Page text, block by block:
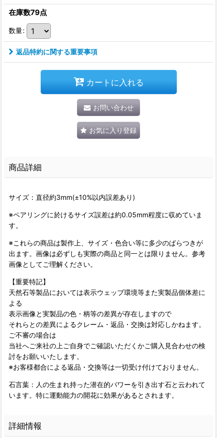
在庫数79点
数量:
返品特約に関する重要事項
カートに入れる
お問い合わせ
お気に入り登録
商品詳細
サイズ：直径約3mm(±10%以内誤差あり)
※ペアリングに於けるサイズ誤差は約0.05mm程度に収めていま
す。
※これらの商品は製作上、サイズ・色合い等に多少のばらつきが
出ます。画像は必ずしも実際の商品と同一とは限りません。参考
画像としてご理解ください。
【重要特記】
天然石等製品においては表示ウェッブ環境等また実製品個体差に
よる
表示画像と実製品の色・柄等の差異が存在しますので
それらとの差異によるクレーム・返品・交換は対応しかねます。
ご不審の場合は
当社へご来社の上ご自身でご確認いただくかご購入見合わせの検
討をお願いいたします。
※お客様都合による返品・交換等は一切受け付けておりません。
石言葉：人の生まれ持った潜在的パワーを引き出す石と云われて
います。特に運動能力の開花に効果があるとされます。
詳細情報